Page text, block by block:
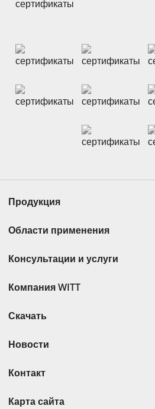
Продукция
Области применения
Консультации и услуги
Компания WITT
Скачать
Новости
Контакт
Карта сайта